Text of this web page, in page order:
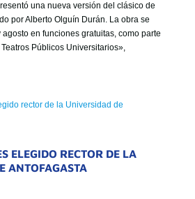
una nueva versión del clásico de
por Alberto Olguín Durán. La obra se
en funciones gratuitas, como parte
Públicos Universitarios»,
ELEGIDO RECTOR DE LA
ANTOFAGASTA